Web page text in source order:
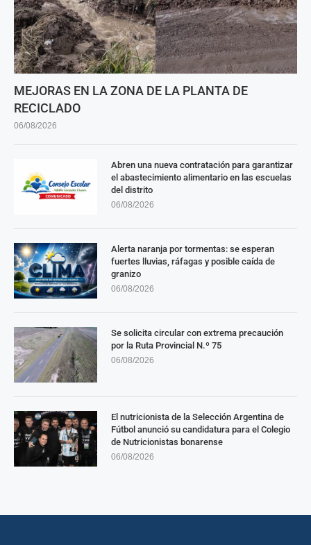
MEJORAS EN LA ZONA DE LA PLANTA DE
RECICLADO
06/08/2026
Abren una nueva contratación para garantizar
el abastecimiento alimentario en las escuelas
del distrito
06/08/2026
Alerta naranja por tormentas: se esperan
fuertes lluvias, ráfagas y posible caída de
granizo
06/08/2026
Se solicita circular con extrema precaución
por la Ruta Provincial N.º 75
06/08/2026
El nutricionista de la Selección Argentina de
Fútbol anunció su candidatura para el Colegio
de Nutricionistas bonarense
06/08/2026